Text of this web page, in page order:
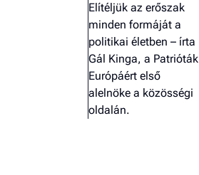
Elítéljük az erőszak
minden formáját a
politikai életben – írta
Gál Kinga, a Patrióták
Európáért első
alelnöke a közösségi
oldalán.